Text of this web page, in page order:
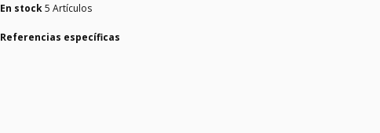
En stock5 Artículos
Referencias específicas